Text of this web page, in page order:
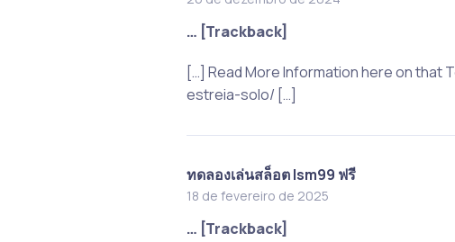
… [Trackback]
[…] Read More Information here on
estreia-solo/ […]
ทดลองเล่นสล็อต lsm99 ฟรี
18 de fevereiro de 2025
… [Trackback]